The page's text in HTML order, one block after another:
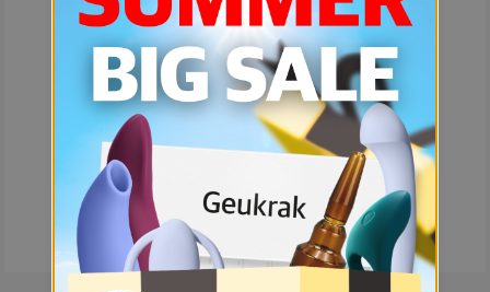
예상치 못한 에러입니다.